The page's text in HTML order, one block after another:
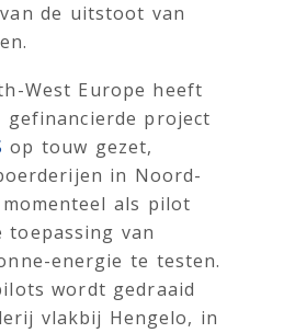
de uitstoot van
West Europe heeft
gefinancierde project
op touw gezet,
in Noord-
als pilot
toepassing van
energie te testen.
wordt gedraaid
vlakbij Hengelo, in